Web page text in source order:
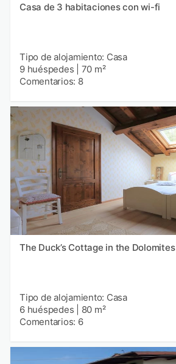
Casa de 3 habitaciones con wi-fi
Tipo de alojamiento: Casa
9 huéspedes
70 m²
Comentarios: 8
The Duck’s Cottage in the Dolomites
Tipo de alojamiento: Casa
6 huéspedes
80 m²
Comentarios: 6